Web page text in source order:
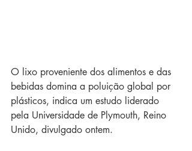
O lixo proveniente dos alimentos e das
bebidas domina a poluição global por
plásticos, indica um estudo liderado
pela Universidade de Plymouth, Reino
Unido, divulgado ontem.